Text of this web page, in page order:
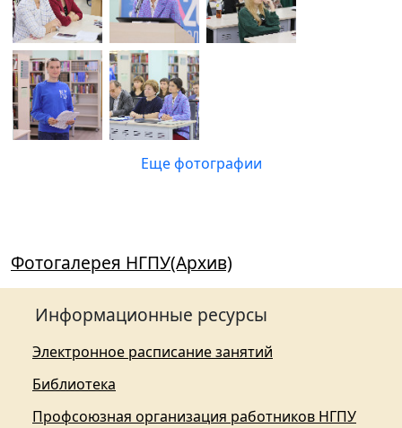
Еще фотографии
Фотогалерея НГПУ(Архив)
Информационные ресурсы
Электронное расписание занятий
Библиотека
Профсоюзная организация работников НГПУ